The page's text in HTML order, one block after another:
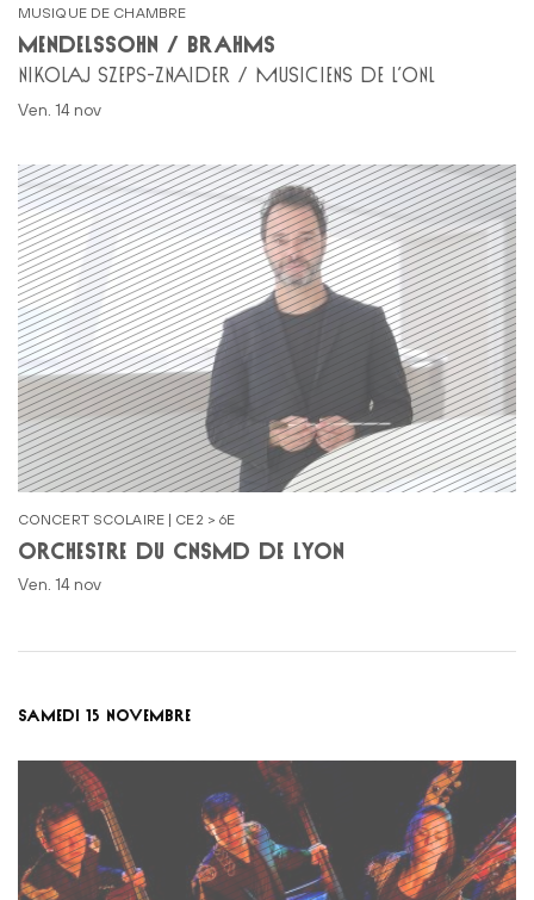
MUSIQUE DE CHAMBRE
MENDELSSOHN / BRAHMS
NIKOLAJ SZEPS-ZNAIDER / MUSICIENS DE L’ONL
ven. 14 nov
CONCERT SCOLAIRE | CE2 > 6E
ORCHESTRE DU CNSMD DE LYON
ven. 14 nov
SAMEDI 15 NOVEMBRE